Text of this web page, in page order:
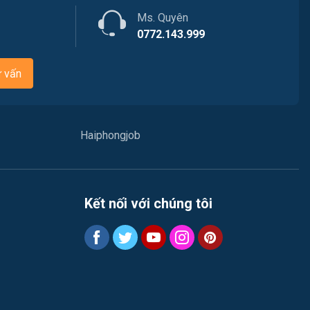
Chăm Sóc Khách Hàng
Vận chuyển / Giao nhận / Kho vận
May mặc
Vệ sinh công nghiệp
Việc làm Nam Đồ Sơn
Việc làm Hưng Đạo
Việc làm Thành Đông
Ms. Quyên
0772.143.999
vấn
Haiphongjob
Kết nối với chúng tôi